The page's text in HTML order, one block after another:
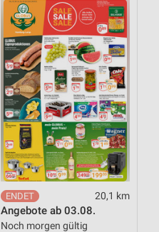
20,1 km
Angebote ab 03.08.
Noch morgen gültig